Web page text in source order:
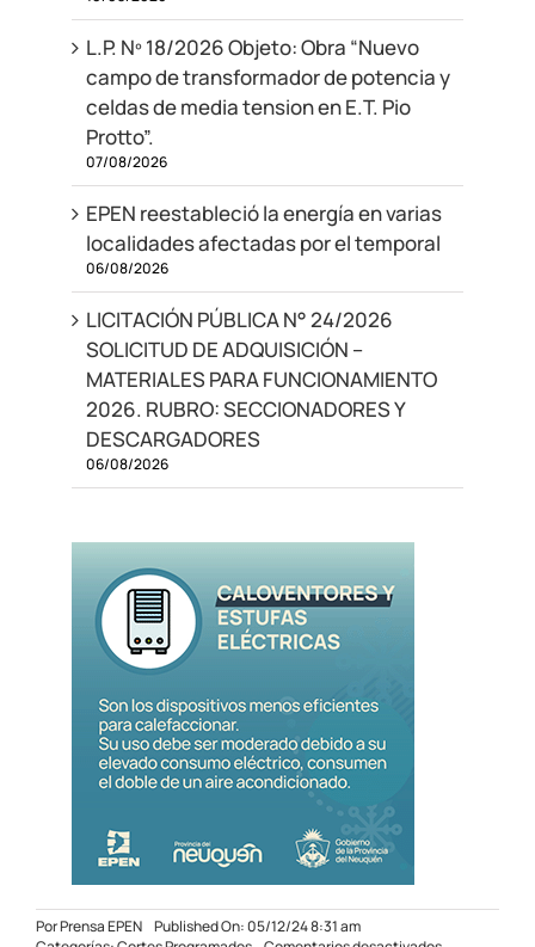
L.P. Nº 18/2026 Objeto: Obra “Nuevo
campo de transformador de potencia y
celdas de media tension en E.T. Pio
Protto”.
07/08/2026
EPEN reestableció la energía en varias
localidades afectadas por el temporal
06/08/2026
LICITACIÓN PÚBLICA N° 24/2026
SOLICITUD DE ADQUISICIÓN –
MATERIALES PARA FUNCIONAMIENTO
2026. RUBRO: SECCIONADORES Y
DESCARGADORES
06/08/2026
PorPrensa EPEN Published On: 05/12/24 8:31 am